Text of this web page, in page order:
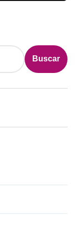
Buscar